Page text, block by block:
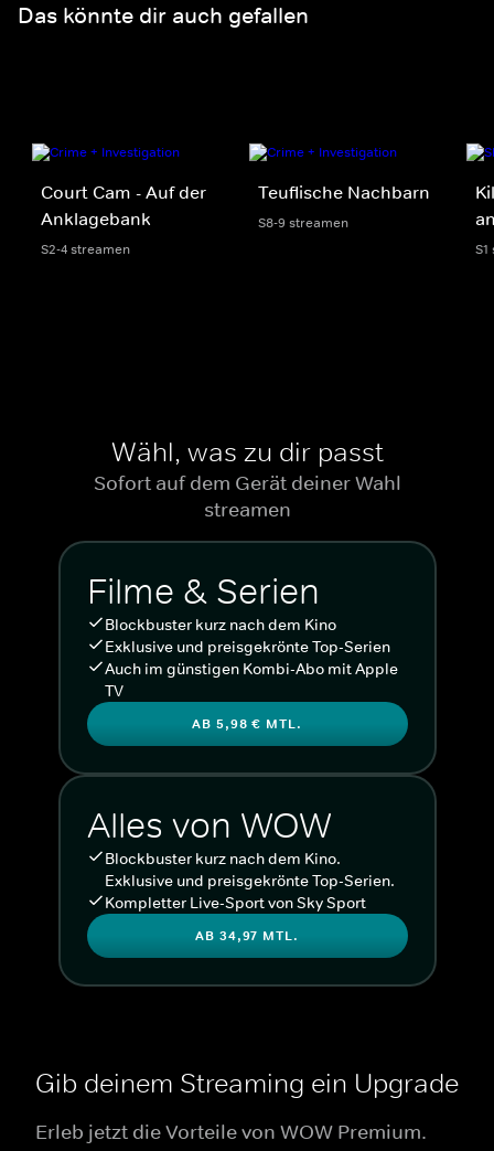
Das könnte dir auch gefallen
Court Cam - Auf der
Anklagebank
S2-4 streamen
Teuflische Nachbarn
S8-9 streamen
Wähl, was zu dir passt
Sofort auf dem Gerät deiner Wahl
streamen
Filme & Serien
Blockbuster kurz nach dem Kino
Exklusive und preisgekrönte Top-Serien
Auch im günstigen Kombi-Abo mit Apple
TV
AB 5,98 € MTL.
Alles von WOW
Blockbuster kurz nach dem Kino.
Exklusive und preisgekrönte Top-Serien.
Kompletter Live-Sport von Sky Sport
AB 34,97 MTL.
Gib deinem Streaming ein Upgrade
Erleb jetzt die Vorteile von WOW Premium.